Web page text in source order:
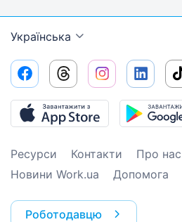
Українська
Ресурси Контакти Про нас
Новини Work.ua
Допомога
Роботодавцю